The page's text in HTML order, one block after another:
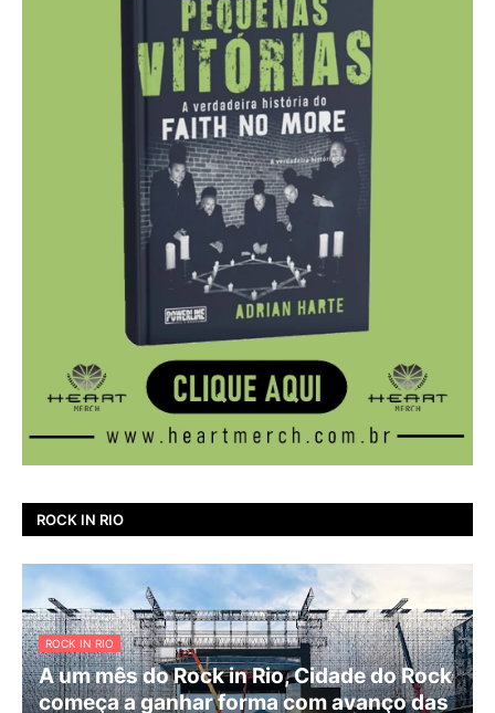
ROCK IN RIO
ROCK IN RIO
A um mês do Rock in Rio, Cidade do Rock
começa a ganhar forma com avanço das